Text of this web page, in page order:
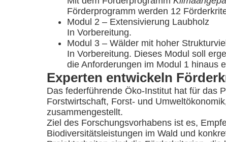
Förderprogramm werden 12
Modul 2 – Extensivierung Laubholz
In Vorbereitung.
Modul 3 – Wälder mit hoher
In Vorbereitung. Dieses Modul soll
die Anforderungen im Modul 1 hinaus
Experten entwickeln
Das federführende Öko-Institut hat für das
Forstwirtschaft, Forst- und
zusammengestellt.
Ziel des Forschungsvorhabens ist es,
Biodiversitätsleistungen im Wald und